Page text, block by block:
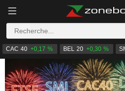
CAC 40 +0,17 % BEL 20 +0,30 %